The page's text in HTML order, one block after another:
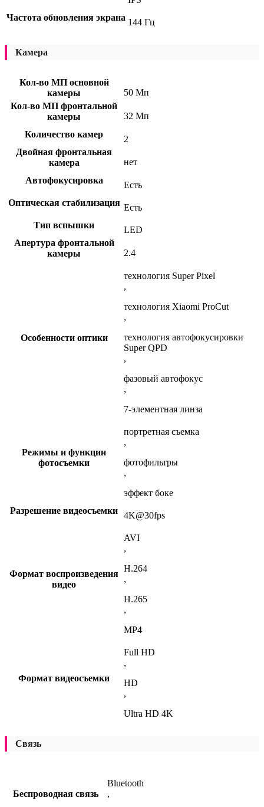
Частота обновления экрана 144 Гц
Камера
Кол-во МП основной
камеры
50 Мп
Кол-во МП фронтальной
камеры
32 Мп
Количество камер
2
Двойная фронтальная
камера
нет
Автофокусировка
Есть
Оптическая стабилизация Есть
Тип вспышки
LED
Апертура фронтальной
камеры
2.4
Особенности оптики
технология Super Pixel
,
технология Xiaomi ProCut
,
технология автофокусировки
Super QPD
,
фазовый автофокус
,
7-элементная линза
Режимы и функции
фотосъемки
портретная съемка
,
фотофильтры
,
эффект боке
Разрешение видеосъемки 4K@30fps
Формат воспроизведения
видео
AVI
,
H.264
,
H.265
,
MP4
Формат видеосъемки
Full HD
,
HD
,
Ultra HD 4K
Связь
Беспроводная связь
Bluetooth
,